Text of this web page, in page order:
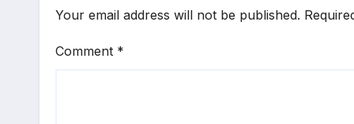
Your email address will not be published.
Comment *